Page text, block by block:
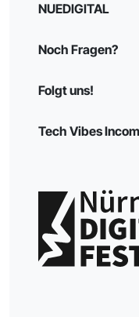
NUEDIGITAL
Noch Fragen?
Folgt uns!
Tech Vibes